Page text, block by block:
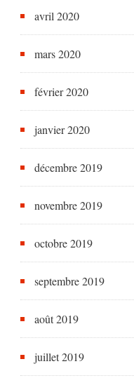
avril 2020
mars 2020
février 2020
janvier 2020
décembre 2019
novembre 2019
octobre 2019
septembre 2019
août 2019
juillet 2019